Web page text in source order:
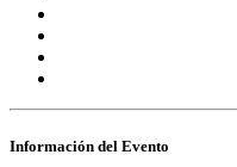
Información del Evento